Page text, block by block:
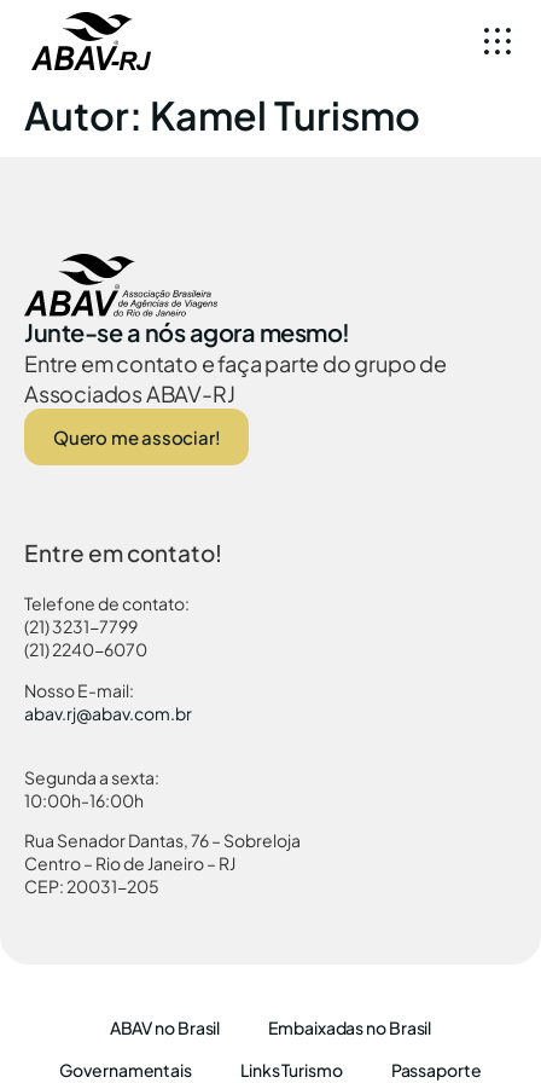
Autor: Kamel Turismo
Junte-se a nós agora mesmo!
Entre em contato e faça parte do grupo de
Associados ABAV-RJ
Quero me associar!
Entre em contato!
Telefone de contato:
(21) 3231-7799
(21) 2240-6070
Nosso E-mail:
abav.rj@abav.com.br
Segunda a sexta:
10:00h-16:00h
Rua Senador Dantas, 76 – Sobreloja
Centro – Rio de Janeiro – RJ
CEP: 20031-205
ABAV no Brasil
Embaixadas no Brasil
Governamentais
Links Turismo Passaporte